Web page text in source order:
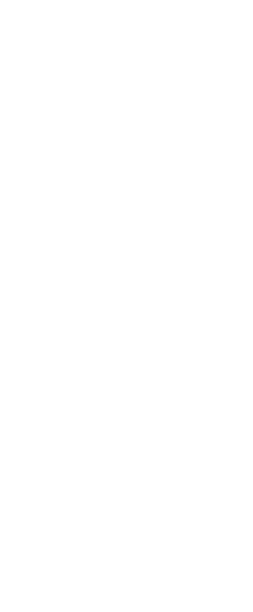
て
ッジを付与しています
安心・安全なユーザーです
引を完了させた実績があります
の取引実績があります
ではありません
内＆設定した発送日数内に発送してい
ます